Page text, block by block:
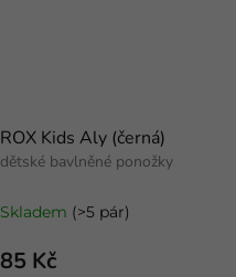
ROX Kids Aly (černá)
dětské bavlněné ponožky
Skladem (>5 pár)
85 Kč